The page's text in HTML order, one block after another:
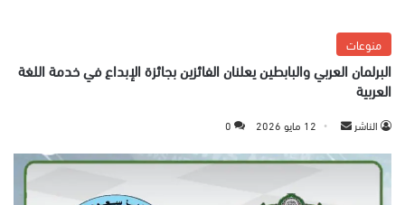
منوعات
البرلمان العربي والبابطين يعلنان الفائزين بجائزة الإبداع في خدمة اللغة
العربية
الناشر
س
12 مايو 2026 0